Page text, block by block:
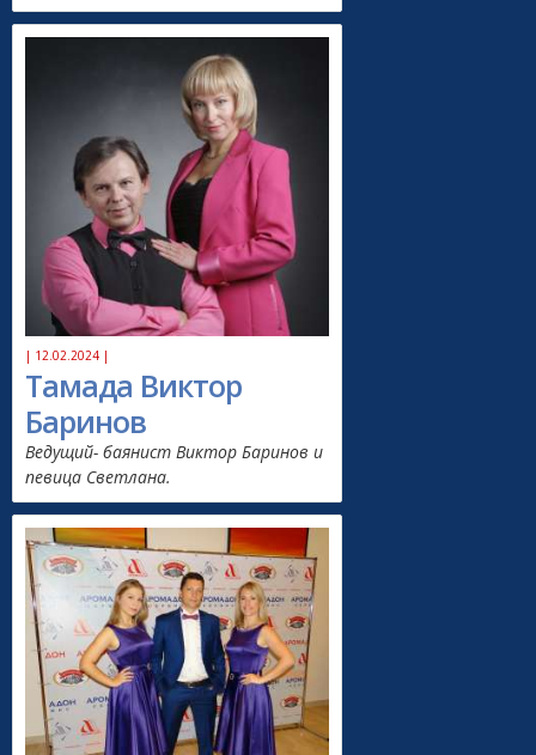
| 12.02.2024 |
Тамада Виктор
Баринов
Ведущий- баянист Виктор Баринов и
певица Светлана.